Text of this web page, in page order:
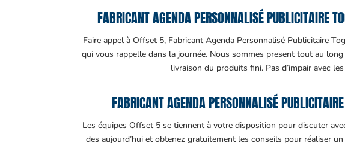
FABRICANT AGENDA PERSONNALISÉ PUBLICITAIRE
Faire appel à Offset 5, Fabricant Agenda Personnalisé Publicitaire
qui vous rappelle dans la journée. Nous sommes present tout au
livraison du produits fini. Pas d’impair avec
FABRICANT AGENDA PERSONNALISÉ
Les équipes Offset 5 se tiennent à votre disposition pour discuter
des aujourd’hui et obtenez gratuitement les conseils pour réaliser